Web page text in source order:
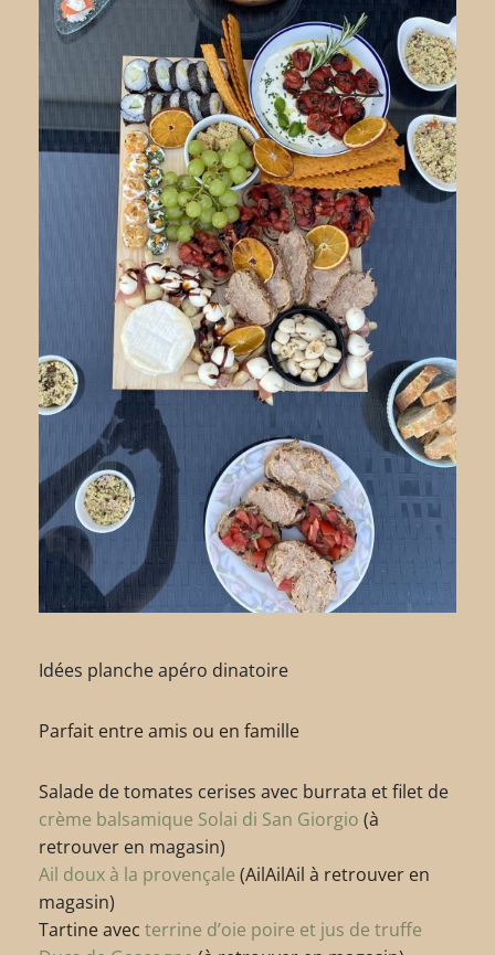
Idées planche apéro dinatoire
Parfait entre amis ou en famille
Salade de tomates cerises avec burrata et filet de
crème balsamique Solai di San Giorgio (à
retrouver en magasin)
Ail doux à la provençale (AilAilAil à retrouver en
magasin)
Tartine avec terrine d’oie poire et jus de truffe